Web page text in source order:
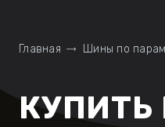
Главная Шины по
КУПИТЬ